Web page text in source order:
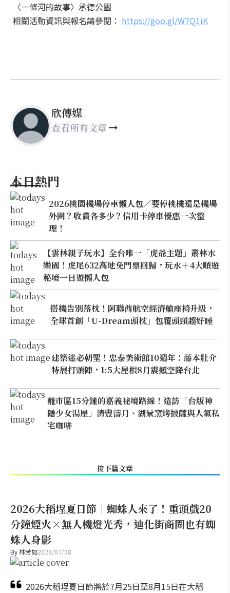
〈一條河的故事〉承德公園
相關活動資訊與報名請參閱： https://goo.gl/W7Q1iK
欣傳媒
查看所有文章
本日熱門
2026桃園機場停車懶人包／要停桃機還是機場
外圍？收費各多少？信用卡停車優惠一次整
理！
【雲林親子玩水】全台唯一「虎爺主題」叢林水
樂園！虎尾632高地免門票回歸，玩水＋4大順遊
秘境一日遊懶人包
搭機告別落枕！阿聯酋航空經濟艙座椅升級，
全球首創「U-Dream頭枕」包覆頭頸超好睡
建築迷必朝聖！忠泰美術館10週年：藤本壯介
特展打頭陣，1:5大屋根8月震撼空降台北
離市區15分鐘的嘉義祕境路線！造訪「台版神
隱少女湯屋」清豐濤月、湖景窯烤披薩與人氣私
宅咖啡
接下篇文章
2026大稻埕夏日節｜蜘蛛人來了！重頭戲20
分鐘煙火×無人機燈光秀，迪化街商圈也有蜘
蛛人身影
By林芳如2026/07/08
2026大稻埕夏日節將於7月25日至8月15日在大稻